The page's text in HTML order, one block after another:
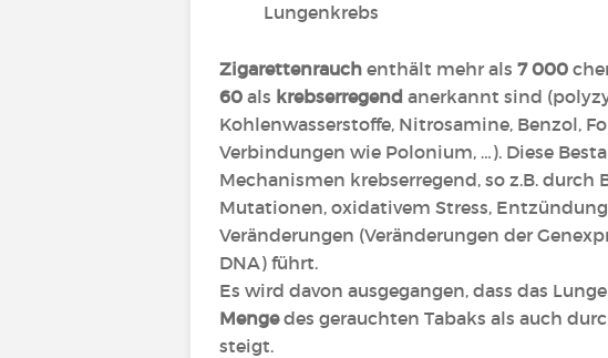
Lungenkrebs
Zigarettenrauch enthält mehr als 7 000
60 als krebserregend anerkannt sind
Kohlenwasserstoffe, Nitrosamine, Benzol,
Verbindungen wie Polonium, …). Diese
Mechanismen krebserregend, so z.B. durch
Mutationen, oxidativem Stress,
Veränderungen (Veränderungen der
DNA) führt.
Es wird davon ausgegangen, dass das
Mengedes gerauchten Tabaks als auch
steigt.